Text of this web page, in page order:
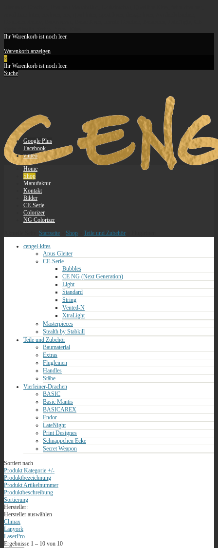
Ihr Warenkorb ist noch leer.
Warenkorb anzeigen
×
Ihr Warenkorb ist noch leer.
Suche
Google Plus
Facebook
vimeo
Home
Shop
Manufaktur
Kontakt
Bilder
CE-Serie
Colorizer
NG Colorizer
Startseite Shop Teile und Zubehör
cengel-kites
Apus Gleiter
CE-Serie
Bubbles
CE NG (Next Generation)
Light
Standard
String
Vented-N
XtraLight
Masterpieces
Stealth by Stabkill
Teile und Zubehör
Baumaterial
Extras
Flugleinen
Handles
Stäbe
Vierleiner-Drachen
BASIC
Basic Mantis
BASICAREX
Endor
LateNight
Print Designes
Schnäppchen Ecke
Secret Weapon
Sortiert nach
Produkt Kategorie +/-
Produktbezeichnung
Produkt Artikelnummer
Produktbeschreibung
Sortierung
Hersteller:
Hersteller auswählen
Climax
Lanyork
LaserPro
Ergebnisse 1 – 10 von 10